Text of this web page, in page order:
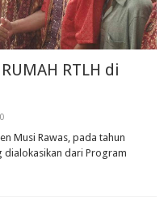
RTLH di
0
Musi Rawas, pada tahun
dialokasikan dari Program